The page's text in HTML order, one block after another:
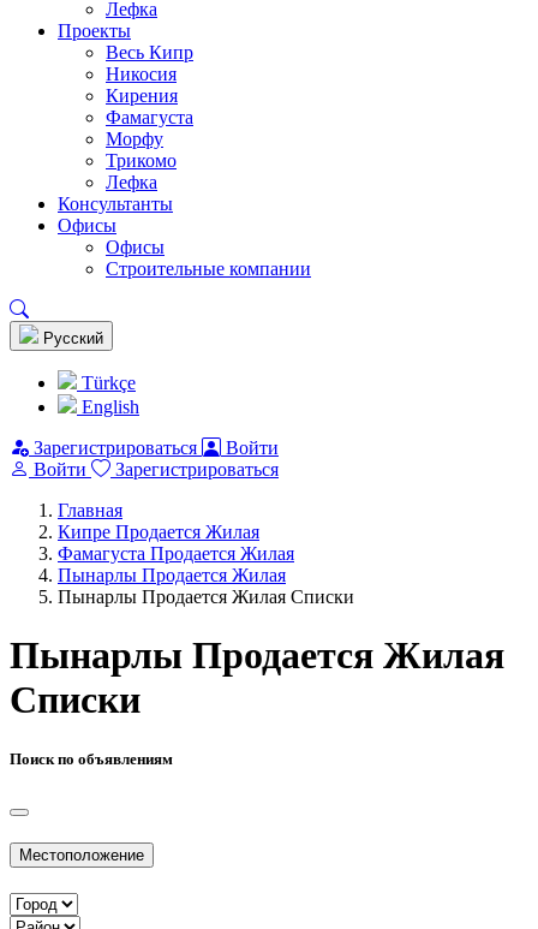
Лефка
Проекты
Весь Кипр
Никосия
Кирения
Фамагуста
Морфу
Трикомо
Лефка
Консультанты
Офисы
Офисы
Строительные компании
Pусский
Türkçe
English
Зарегистрироваться
Войти
Войти
Зарегистрироваться
Главная
Кипре Продается Жилая
Фамагуста Продается Жилая
Пынарлы Продается Жилая
Пынарлы Продается Жилая Списки
Пынарлы Продается Жилая
Списки
Поиск по объявлениям
Местоположение